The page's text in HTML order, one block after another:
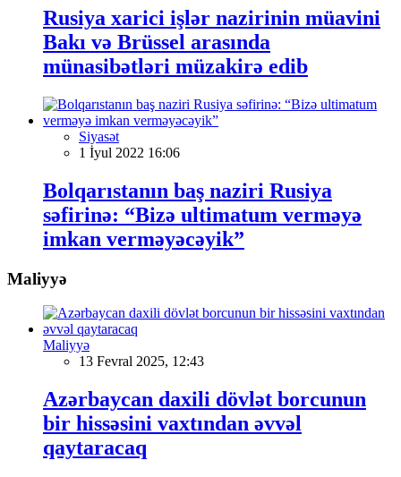
Rusiya xarici işlər nazirinin müavini
Bakı və Brüssel arasında
münasibətləri müzakirə edib
Siyasət
1 İyul 2022 16:06
Bolqarıstanın baş naziri Rusiya
səfirinə: “Bizə ultimatum verməyə
imkan verməyəcəyik”
Maliyyə
Maliyyə
13 Fevral 2025, 12:43
Azərbaycan daxili dövlət borcunun
bir hissəsini vaxtından əvvəl
qaytaracaq